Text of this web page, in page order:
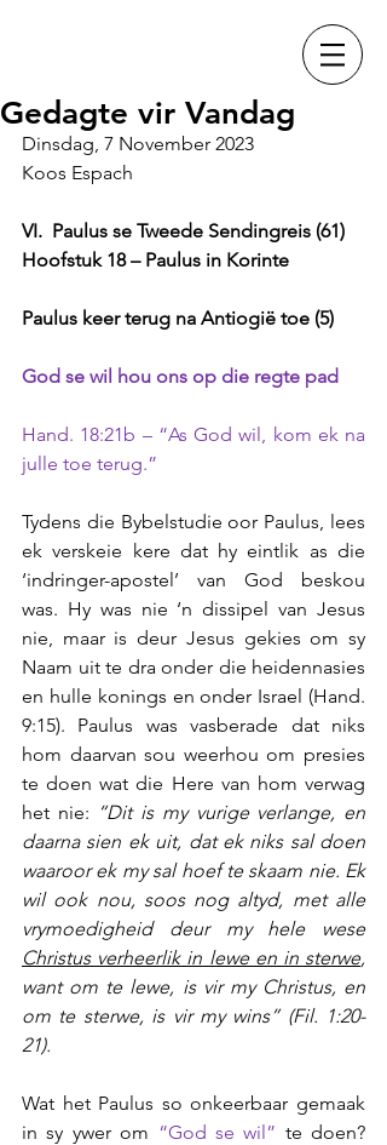
Gedagte vir Vandag
Dinsdag, 7 November 2023
Koos Espach
VI.  Paulus se Tweede Sendingreis (61)
Hoofstuk 18 – Paulus in Korinte
Paulus keer terug na Antiogië toe (5)
God se wil hou ons op die regte pad
Hand. 18:21b – “As God wil, kom ek na
julle toe terug.”
Tydens die Bybelstudie oor Paulus, lees
ek verskeie kere dat hy eintlik as die
‘indringer-apostel’ van God beskou
was. Hy was nie ‘n dissipel van Jesus
nie, maar is deur Jesus gekies om sy
Naam uit te dra onder die heidennasies
en hulle konings en onder Israel (Hand.
9:15). Paulus was vasberade dat niks
hom daarvan sou weerhou om presies
te doen wat die Here van hom verwag
het nie: “Dit is my vurige verlange, en
daarna sien ek uit, dat ek niks sal doen
waaroor ek my sal hoef te skaam nie. Ek
wil ook nou, soos nog altyd, met alle
vrymoedigheid deur my hele wese
Christus verheerlik in lewe en in sterwe,
want om te lewe, is vir my Christus, en
om te sterwe, is vir my wins” (Fil. 1:20-
21).
Wat het Paulus so onkeerbaar gemaak
in sy ywer om “God se wil” te doen?